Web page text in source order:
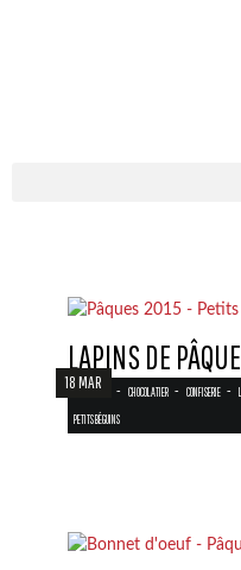
18 MAR
LAPINS DE
CHOCOLAT - CHOCOLATIER - CONFISERIE -
PETITS BÉGUINS